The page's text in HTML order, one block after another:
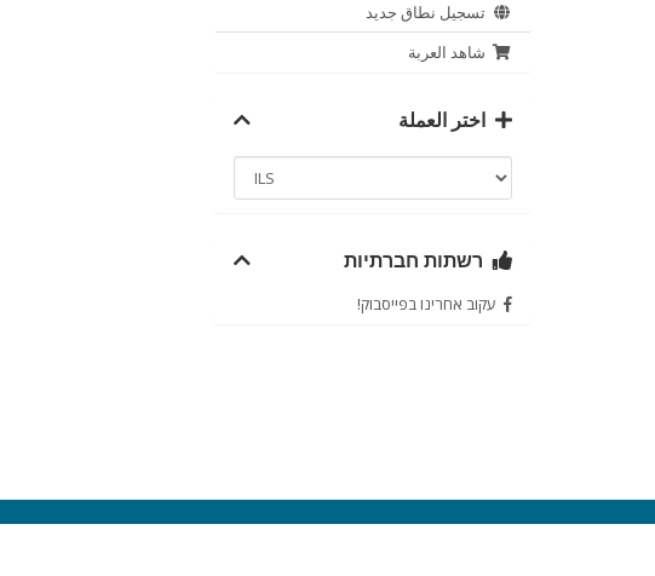
تسجيل نطاق جديد
شاهد العربة
اختر العملة
רשתות חברתיות
עקוב אחרינו בפייסבוק!